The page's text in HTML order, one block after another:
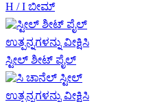
H / I ಬೀಮ್
ಉತ್ಪನ್ನಗಳನ್ನು ವೀಕ್ಷಿಸಿ
ಸ್ಟೀಲ್ ಶೀಟ್ ಪೈಲ್
ಉತ್ಪನ್ನಗಳನ್ನು ವೀಕ್ಷಿಸಿ